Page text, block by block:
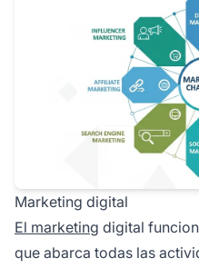
Marketing digital
El marketing digital
que abarca todas las